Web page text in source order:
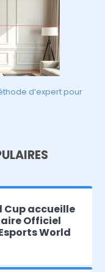
d’expert pour
Cup accueille
Officiel
World